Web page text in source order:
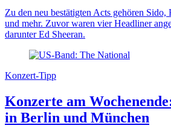
Zu den neu bestätigten Acts gehören
und mehr. Zuvor waren vier Headliner
darunter Ed Sheeran.
Konzert-Tipp
Konzerte am
in Berlin und München